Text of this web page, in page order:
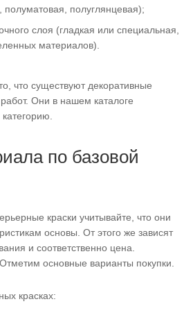
полуматовая, полуглянцевая);
слоя (гладкая или специальная,
материалов).
что существуют декоративные
Они в нашем каталоге
по базовой
краски учитывайте, что они
основы. От этого же зависят
и соответственно цена.
основные варианты покупки.
красках: